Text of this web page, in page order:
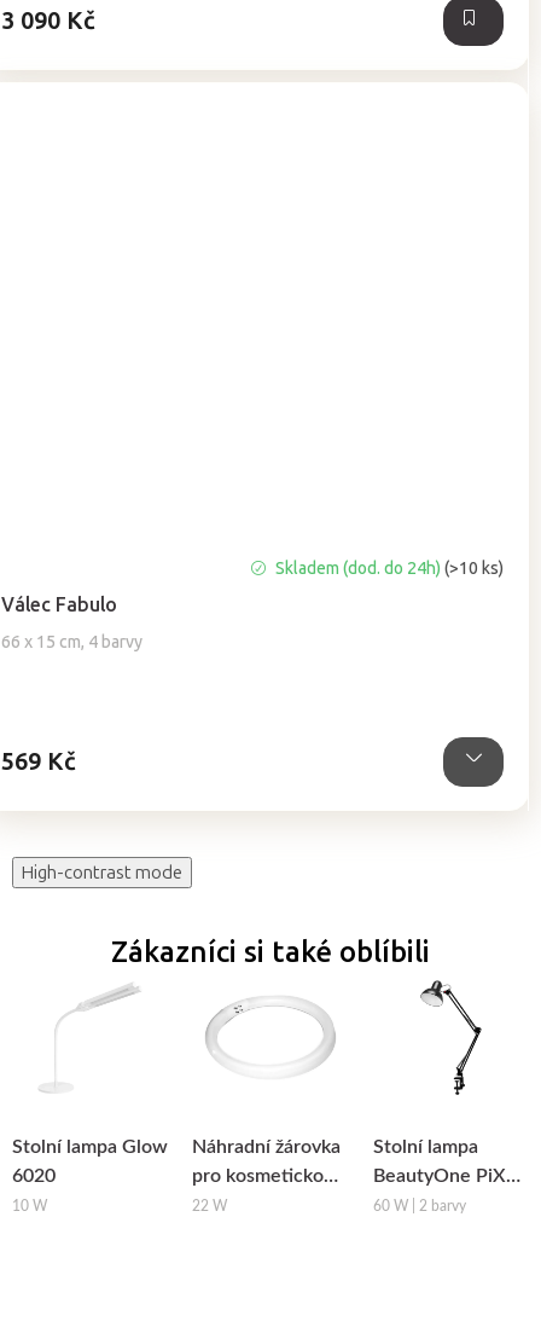
3 090 Kč
Válec Fabulo
66 x 15 cm, 4 barvy
hodnocení
produktu
je
Skladem (dod. do 24h)(>10 ks)
569 Kč
High-contrast mode
Zákazníci si také oblíbili
Stolní lampa Glow
6020
10 W
Náhradní žárovka
pro kosmetickou
lampu BeautyOne
22 W
Stolní lampa
BeautyOne PiX
314
60 W | 2 barvy